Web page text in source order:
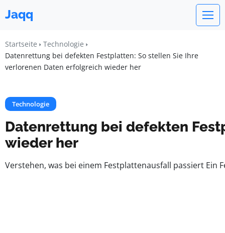
Jaqq
Startseite
Technologie
Datenrettung bei defekten Festplatten: So stellen Sie Ihre
verlorenen Daten erfolgreich wieder her
Technologie
Datenrettung bei defekten
wieder her
Verstehen, was bei einem Festplattenausfall passiert